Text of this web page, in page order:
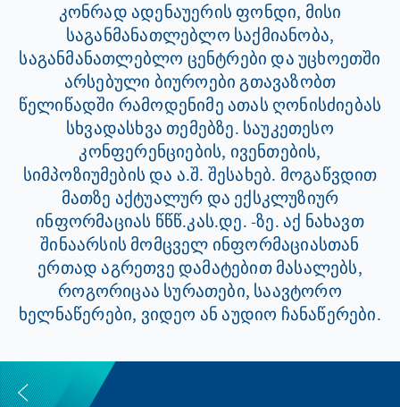
კონრად ადენაუერის ფონდი, მისი
საგანმანათლებლო საქმიანობა,
საგანმანათლებლო ცენტრები და უცხოეთში
არსებული ბიუროები გთავაზობთ
წელიწადში რამოდენიმე ათას ღონისძიებას
სხვადასხვა თემებზე. საუკეთესო
კონფერენციების, ივენთების,
სიმპოზიუმების და ა.შ. შესახებ. მოგაწვდით
მათზე აქტუალურ და ექსკლუზიურ
ინფორმაციას წწწ.კას.დე. -ზე. აქ ნახავთ
შინაარსის მომცველ ინფორმაციასთან
ერთად აგრეთვე დამატებით მასალებს,
როგორიცაა სურათები, საავტორო
ხელნაწერები, ვიდეო ან აუდიო ჩანაწერები.